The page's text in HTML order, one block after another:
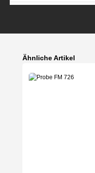
Produktgalerie überspringen
Ähnliche Artikel